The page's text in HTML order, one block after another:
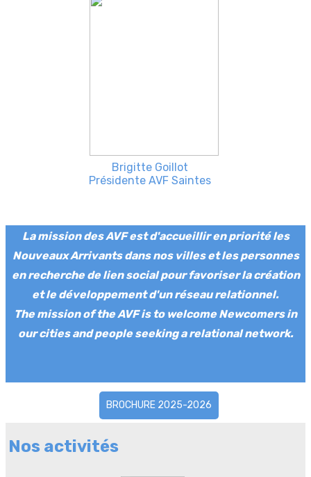
Brigitte Goillot
Présidente AVF Saintes
La mission des AVF est d'accueillir en priorité les
Nouveaux Arrivants dans nos villes et les personnes
en recherche de lien social pour favoriser la création
et le développement d'un réseau relationnel.
The mission of the AVF is to welcome Newcomers in
our cities and people seeking a relational network.
BROCHURE 2025-2026
Nos activités